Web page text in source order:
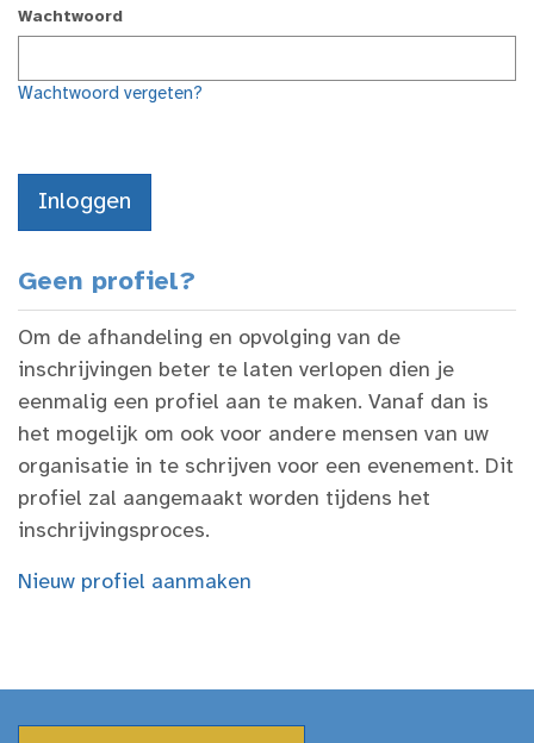
Wachtwoord
Wachtwoord vergeten?
Geen profiel?
Om de afhandeling en opvolging van de
inschrijvingen beter te laten verlopen dien je
eenmalig een profiel aan te maken. Vanaf dan is
het mogelijk om ook voor andere mensen van uw
organisatie in te schrijven voor een evenement. Dit
profiel zal aangemaakt worden tijdens het
inschrijvingsproces.
Nieuw profiel aanmaken